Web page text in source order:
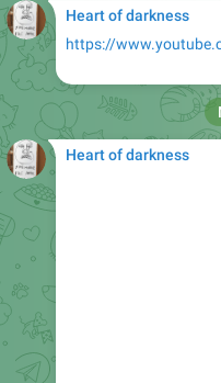
Heart of darkness
https://
Heart of darkness